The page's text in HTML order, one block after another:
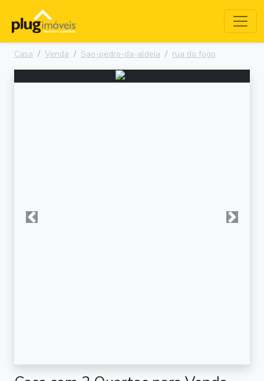
Casa Venda Sao-pedro-da-aldeia rua do fogo
Anterior Próxima